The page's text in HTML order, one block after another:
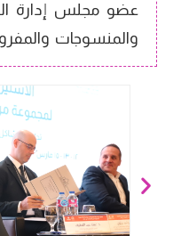
عضو مجلس إدارة
والمنسوجات